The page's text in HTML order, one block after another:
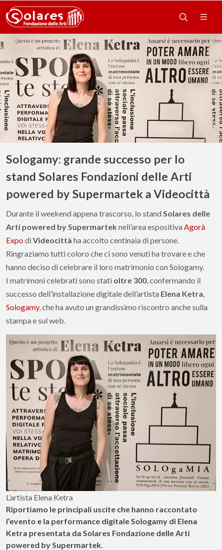
Sologamy: grande successo per lo
stand Solares Fondazioni delle Arti
powered by Supermartek a Videocittà
Durante il weekend appena trascorso, lo stand Solares delle
Arti powered by Supermartek nell’area espositiva Agorà
Expodi Videocittà ha accolto centinaia di persone.
Ringraziamo tutti coloro che ci sono venuti ha trovare e che
hanno deciso di celebrare il loro matrimonio con Sologamy.
I matrimoni celebrati sono stati oltre 300, confermando il
successo dell’installazione digitale dell’artista Elena Ketra,
Sologamy, che ha avuto un grandissimo riscontro anche sulla
stampa e sul web.
L’artista Elena Ketra
Riportiamo le principali uscite che hanno raccontato
l’evento e la performance digitaleSologamy di Elena
Ketra presentata da Solares Fondazione delle Arti
powered bySupermartek.